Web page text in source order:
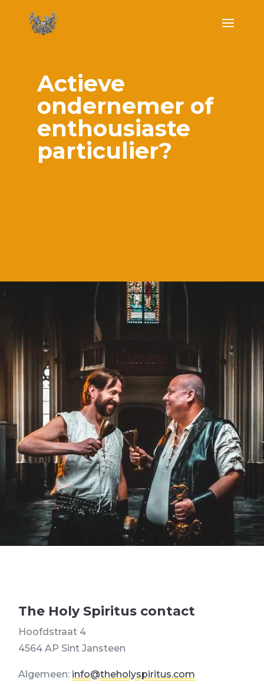
Actieve
ondernemer of
enthousiaste
particulier?
The Holy Spiritus contact
Hoofdstraat 4
4564 AP Sint Jansteen
Algemeen: info@theholyspiritus.com